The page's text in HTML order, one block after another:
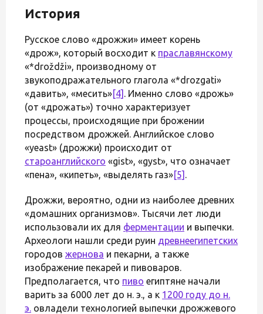
История
Русское слово «дрожжи» имеет корень
«дрож», который восходит к праславянскому
«*droždži», производному от
звукоподражательного глагола «*drozgati»
«давить», «месить»[4] . Именно слово «дрожь»
(от «дрожать») точно характеризует
процессы, происходящие при брожении
посредством дрожжей. Английское слово
«yeast» (дрожжи) происходит от
староанглийского «gist», «gyst», что означает
«пена», «кипеть», «выделять газ»[5] .
Дрожжи, вероятно, одни из наиболее древних
«домашних организмов». Тысячи лет люди
использовали их для ферментации и выпечки.
Археологи нашли среди руин древнеегипетских
городов жернова и пекарни, а также
изображение пекарей и пивоваров.
Предполагается, что пиво египтяне начали
варить за 6000 лет до н. э., а к 1200 году до н.
э. овладели технологией выпечки дрожжевого